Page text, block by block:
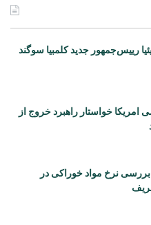
رییس‌جمهور جدید کلمبیا سوگند
امریکا خواستار راهبرد خروج از
نرخ مواد خوراکی در